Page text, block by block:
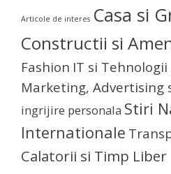
Articole de interes Casa si
Constructii si
Fashion IT si Tehnologii
Marketing, Advertising
ingrijire personala Stiri
Internationale
Calatorii si Timp Liber